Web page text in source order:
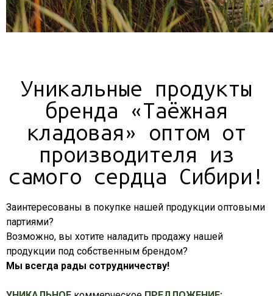
Уникальные продукты
бренда «Таёжная
кладовая» оптом от
производителя из
самого сердца Сибири!
Заинтересованы в покупке нашей продукции оптовыми
партиями?
Возможно, вы хотите наладить продажу нашей
продукции под собственным брендом?
Мы всегда рады сотрудничеству!